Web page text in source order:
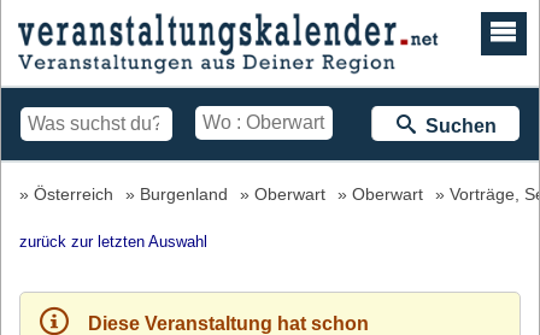
Suchen
Österreich Burgenland Oberwart Oberwart Vorträge,
zurück zur letzten Auswahl
Diese Veranstaltung hat schon